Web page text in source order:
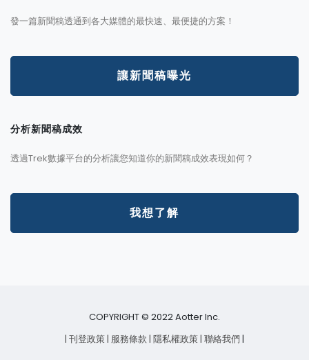
發一篇新聞稿透通到各大媒體的最快速、最便捷的方案！
讓新聞稿曝光
分析新聞稿成效
透過Trek數據平台的分析讓您知道你的新聞稿成效表現如何？
我想了解
COPYRIGHT © 2022 Aotter Inc.
| 刊登政策 | 服務條款 | 隱私權政策 | 聯絡我們 |